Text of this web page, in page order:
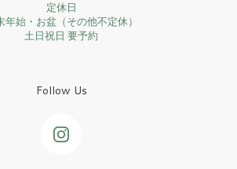
定休日
年始・お盆（その他不定休）
土日祝日 要予約
Follow Us